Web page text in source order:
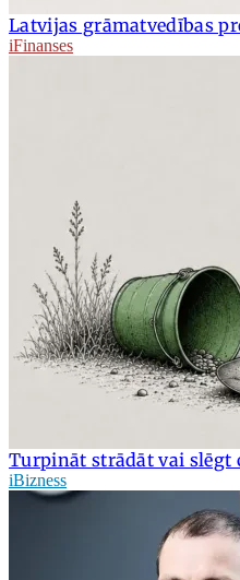
Latvijas grāmatvedības
iFinanses
Turpināt strādāt vai slēgt
iBizness